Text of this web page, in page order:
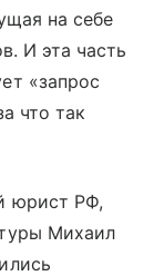
на себе
И эта часть
«запрос
что так
юрист РФ,
Михаил